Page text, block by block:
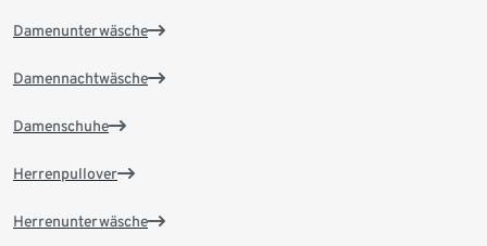
Damenunterwäsche
Damennachtwäsche
Damenschuhe
Herrenpullover
Herrenunterwäsche